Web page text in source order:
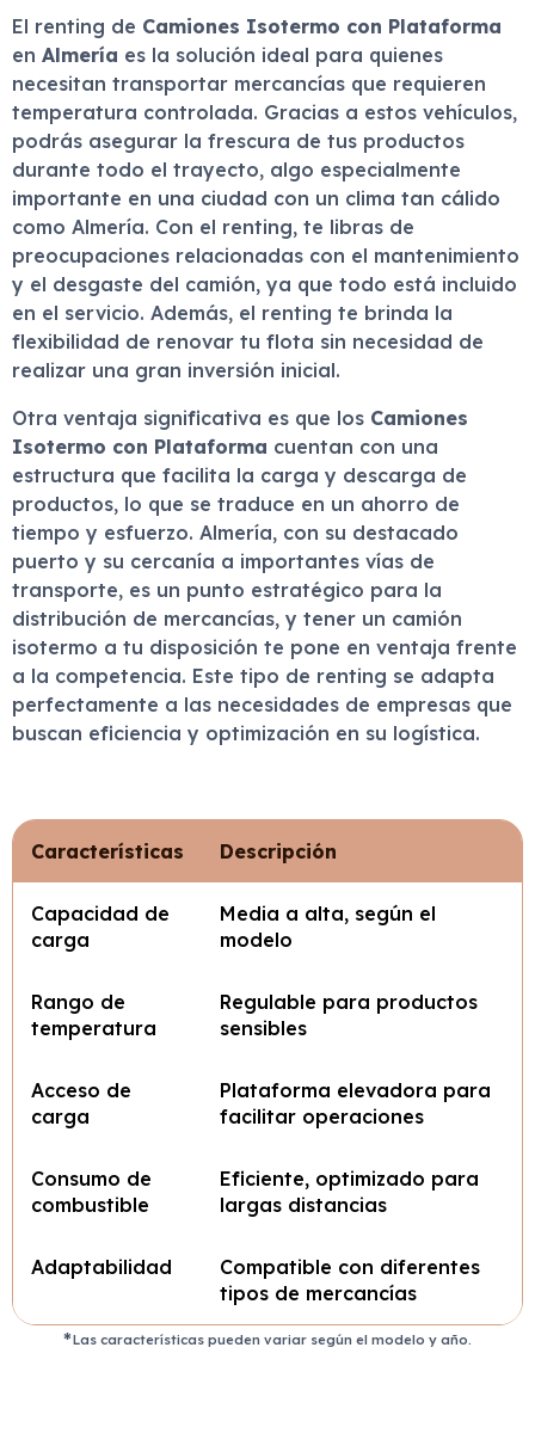
El renting de Camiones Isotermo con Plataforma
en Almería es la solución ideal para quienes
necesitan transportar mercancías que requieren
temperatura controlada. Gracias a estos vehículos,
podrás asegurar la frescura de tus productos
durante todo el trayecto, algo especialmente
importante en una ciudad con un clima tan cálido
como Almería. Con el renting, te libras de
preocupaciones relacionadas con el mantenimiento
y el desgaste del camión, ya que todo está incluido
en el servicio. Además, el renting te brinda la
flexibilidad de renovar tu flota sin necesidad de
realizar una gran inversión inicial.
Otra ventaja significativa es que los Camiones
Isotermo con Plataforma cuentan con una
estructura que facilita la carga y descarga de
productos, lo que se traduce en un ahorro de
tiempo y esfuerzo. Almería, con su destacado
puerto y su cercanía a importantes vías de
transporte, es un punto estratégico para la
distribución de mercancías, y tener un camión
isotermo a tu disposición te pone en ventaja frente
a la competencia. Este tipo de renting se adapta
perfectamente a las necesidades de empresas que
buscan eficiencia y optimización en su logística.
Características Descripción
Capacidad de
carga
Media a alta, según el
modelo
Rango de
temperatura
Regulable para productos
sensibles
Acceso de
carga
Plataforma elevadora para
facilitar operaciones
Consumo de
combustible
Eficiente, optimizado para
largas distancias
Adaptabilidad
Compatible con diferentes
tipos de mercancías
Las características pueden variar según el modelo y año.